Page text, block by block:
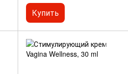
Купить